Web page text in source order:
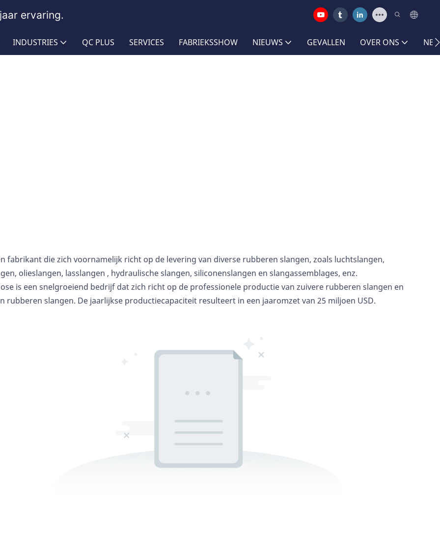
ervaring.
INDUSTRIES QC PLUS SERVICES FABRIEKSSHOW NIEUWS GEVALLEN OVER ONS
fabrikant die zich voornamelijk richt op de levering van diverse rubberen slangen, zoals luchtslangen,
olieslangen, lasslangen , hydraulische slangen, siliconenslangen en slangassemblages, enz.
is een snelgroeiend bedrijf dat zich richt op de professionele productie van zuivere rubberen slangen en
rubberen slangen. De jaarlijkse productiecapaciteit resulteert in een jaaromzet van 25 miljoen USD.